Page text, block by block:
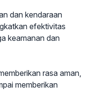
dan kendaraan
efektivitas
keamanan dan
rasa aman,
memberikan